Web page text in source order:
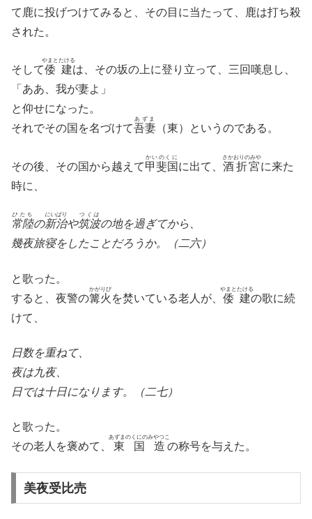
て鹿に投げつけてみると、その目に当たって、鹿は打ち殺
された。
そして倭建
やまとたける
は、その坂の上に登り立って、三回嘆息し、
「ああ、我が妻よ」
と仰せになった。
それでその国を名づけて吾妻
あずま
（東）というのである。
その後、その国から越えて甲斐国
かいのくに
に出て、 酒折宮
さかおりのみや
に来た
時に、
常陸
ひたち
の新治
にいばり
や筑波
つくは
の地を過ぎてから、
幾夜旅寝をしたことだろうか。（二六）
と歌った。
すると、夜警の篝火
かがりび
を焚いている老人が、 倭建
やまとたける
の歌に続
けて、
日数を重ねて、
夜は九夜、
日では十日になります。（二七）
と歌った。
その老人を褒めて、
東国造
あずまのくにのみやつこ
の称号を与えた。
美夜受比売